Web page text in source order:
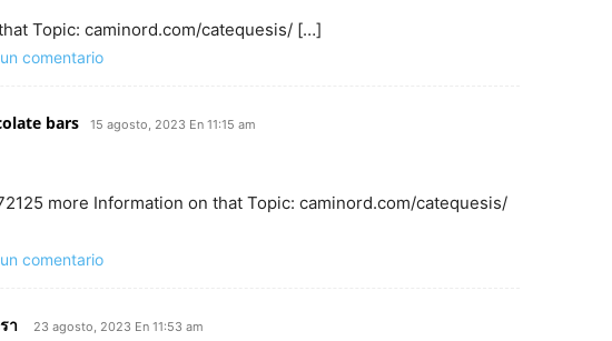
Topic: caminord.com/catequesis/ […]
comentario
bars​ 15 agosto, 2023 En 11:15 am
more Information on that Topic: caminord.com/catequesis/
comentario
า 23 agosto, 2023 En 11:53 am